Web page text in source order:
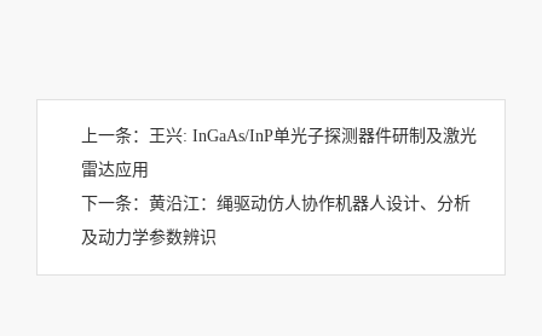
上一条： 王兴: InGaAs/InP单光子探测器件研制及激光
雷达应用
下一条： 黄沿江：绳驱动仿人协作机器人设计、分析
及动力学参数辨识